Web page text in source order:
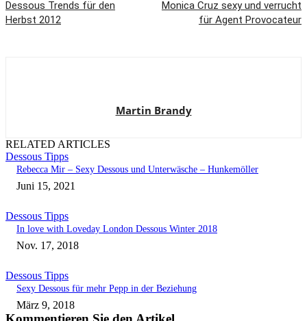
Dessous Trends für den
Herbst 2012
Monica Cruz sexy und verrucht
für Agent Provocateur
Martin Brandy
RELATED ARTICLES
Dessous Tipps
Rebecca Mir – Sexy Dessous und Unterwäsche – Hunkemöller
Juni 15, 2021
Dessous Tipps
In love with Loveday London Dessous Winter 2018
Nov. 17, 2018
Dessous Tipps
Sexy Dessous für mehr Pepp in der Beziehung
März 9, 2018